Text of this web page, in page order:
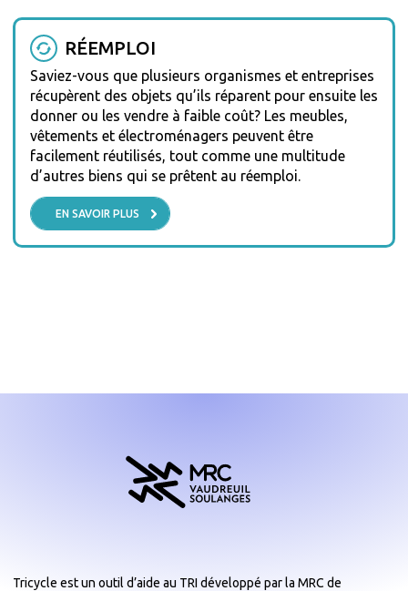
RÉEMPLOI
Saviez-vous que plusieurs organismes et entreprises
récupèrent des objets qu’ils réparent pour ensuite les
donner ou les vendre à faible coût? Les meubles,
vêtements et électroménagers peuvent être
facilement réutilisés, tout comme une multitude
d’autres biens qui se prêtent au réemploi.
EN SAVOIR PLUS
Tricycle est un outil d’aide au TRI développé par la MRC de